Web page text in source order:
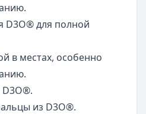
D3O® для полной
в местах, особенно
D3O®.
из D3O®.